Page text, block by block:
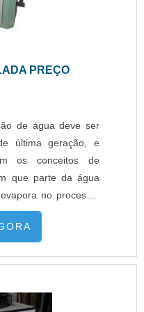
PREÇO
de água deve ser
última geração, e
os conceitos de
que parte da água
no processo,
a primeira, é
novamente quando
será bombeada para
lá ela entrará em